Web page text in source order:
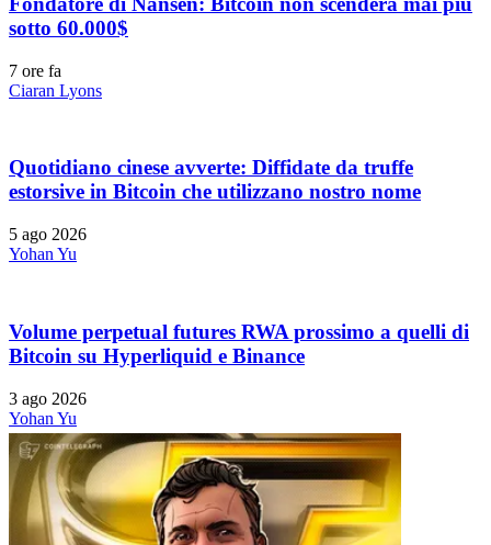
sotto 60.000$
7 ore fa
Ciaran Lyons
Quotidiano cinese avverte: Diffidate da truffe
estorsive in Bitcoin che utilizzano nostro nome
5 ago 2026
Yohan Yu
Volume perpetual futures RWA prossimo a quelli di
Bitcoin su Hyperliquid e Binance
3 ago 2026
Yohan Yu